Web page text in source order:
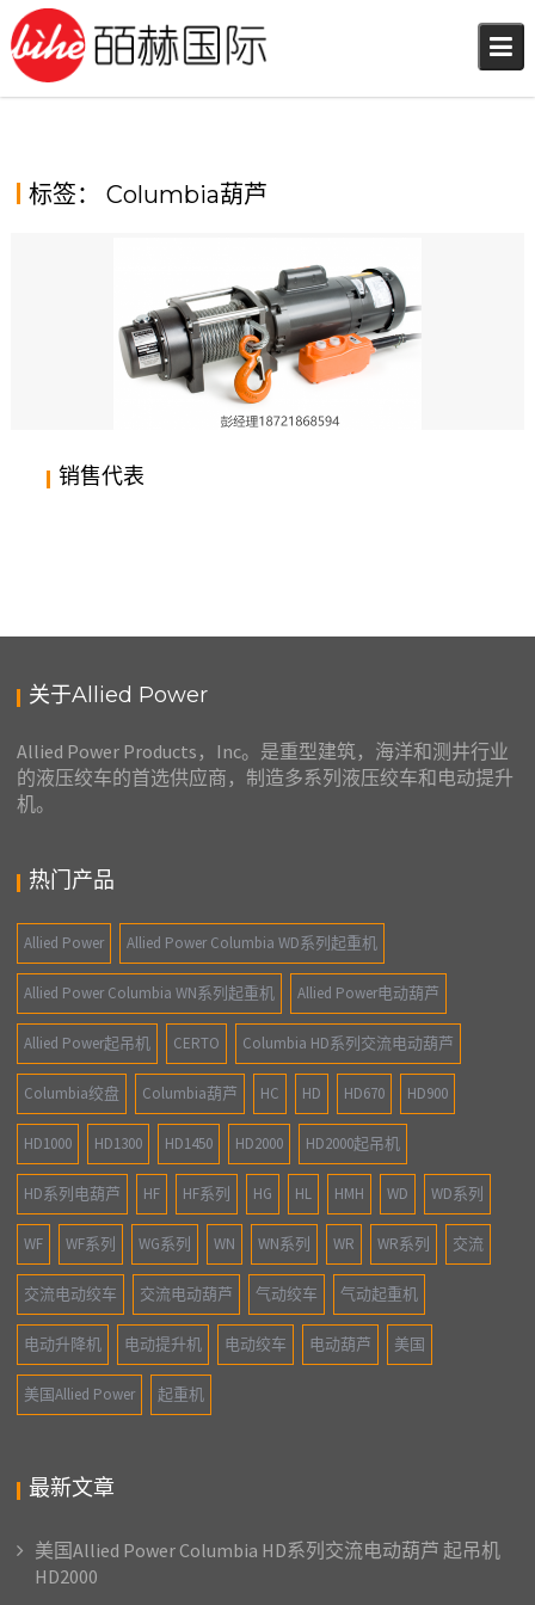
Skip
to
content
标签：Columbia葫芦
销售代表
关于Allied Power
Allied Power Products，Inc。是重型建筑，海洋和测井行业
的液压绞车的首选供应商，制造多系列液压绞车和电动提升
机。
热门产品
Allied Power Allied Power Columbia WD系列起重机
Allied Power Columbia WN系列起重机 Allied Power电动葫芦
Allied Power起吊机 CERTO Columbia HD系列交流电动葫芦
Columbia绞盘 Columbia葫芦 HC HD HD670 HD900
HD1000 HD1300 HD1450 HD2000 HD2000起吊机
HD系列电葫芦 HF HF系列 HG HL HMH WD WD系列
WF WF系列 WG系列 WN WN系列 WR WR系列 交流
交流电动绞车 交流电动葫芦 气动绞车 气动起重机
电动升降机 电动提升机 电动绞车 电动葫芦 美国
美国Allied Power 起重机
最新文章
美国Allied Power Columbia HD系列交流电动葫芦 起吊机
HD2000